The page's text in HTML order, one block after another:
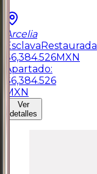
Arcelia
EsclavaRestaurada
$6,384.526MXN
Apartado:
$6,384.526
MXN
Ver
detalles